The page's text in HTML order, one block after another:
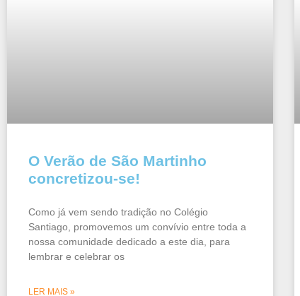
O Verão de São Martinho
concretizou-se!
Como já vem sendo tradição no Colégio
Santiago, promovemos um convívio entre toda a
nossa comunidade dedicado a este dia, para
lembrar e celebrar os
LER MAIS »